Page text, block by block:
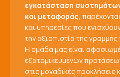
εγκατάσταση
και μεταφοράς,
και υπηρεσίες που
την αξιοπιστία της
Η ομάδα μας είναι
εξατομικευμένων
στις μοναδικές προκλήσεις